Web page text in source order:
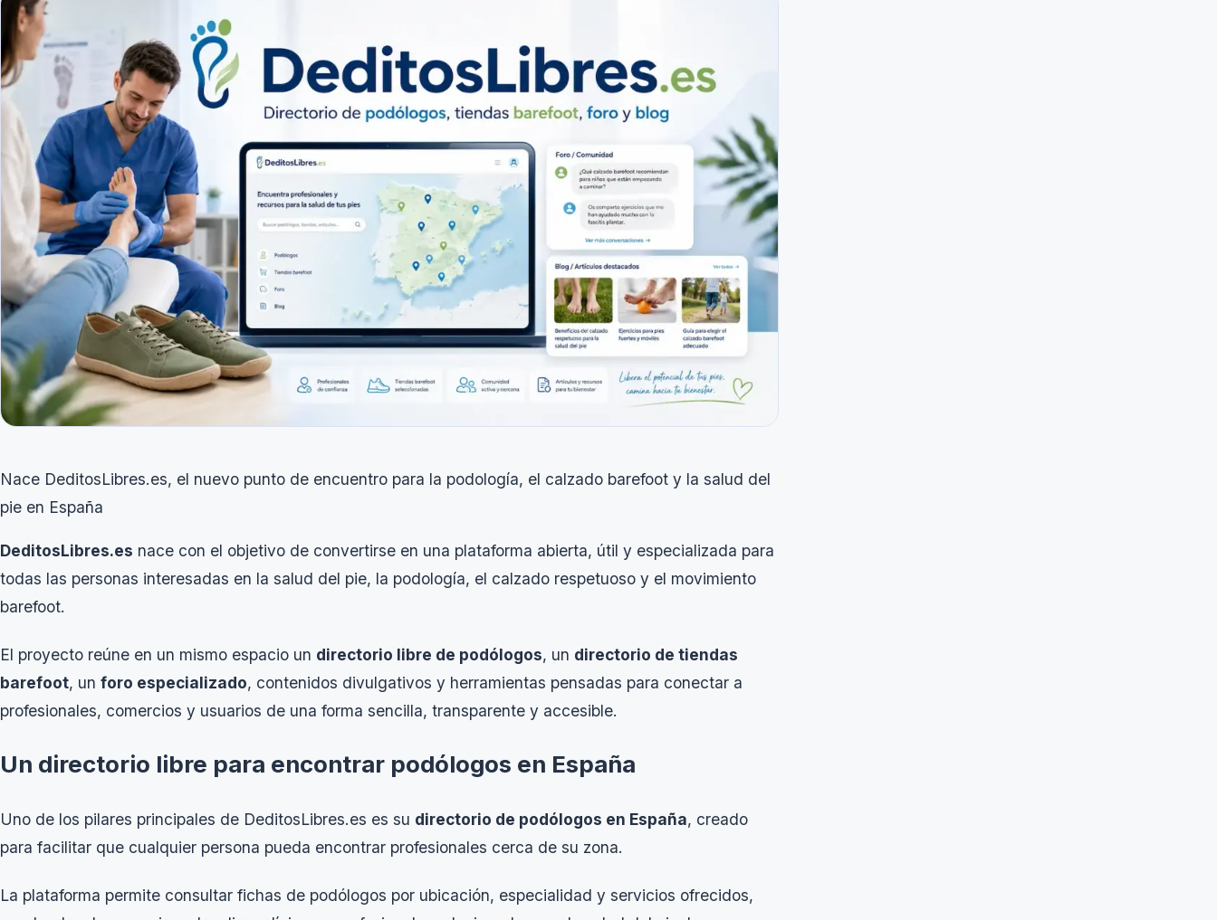
Nace DeditosLibres.es, el nuevo punto de encuentro para la podología, el calzado barefoot y la salud del
pie en España
DeditosLibres.es nace con el objetivo de convertirse en una plataforma abierta, útil y especializada para
todas las personas interesadas en la salud del pie, la podología, el calzado respetuoso y el movimiento
barefoot.
El proyecto reúne en un mismo espacio un directorio libre de podólogos, un directorio de tiendas
barefoot, un foro especializado, contenidos divulgativos y herramientas pensadas para conectar a
profesionales, comercios y usuarios de una forma sencilla, transparente y accesible.
Un directorio libre para encontrar podólogos en España
Uno de los pilares principales de DeditosLibres.es es su directorio de podólogos en España, creado
para facilitar que cualquier persona pueda encontrar profesionales cerca de su zona.
La plataforma permite consultar fichas de podólogos por ubicación, especialidad y servicios ofrecidos,